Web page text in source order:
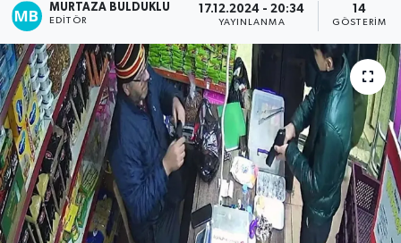
MURTAZA BULDUKLU
EDITÖR
17.12.2024 - 20:34
YAYINLANMA
14
GÖSTERIM